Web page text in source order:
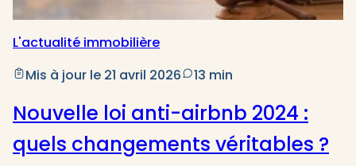
L'actualité immobilière
Mis à jour le 21 avril 2026
13 min
Nouvelle loi anti-airbnb 2024 :
quels changements véritables ?